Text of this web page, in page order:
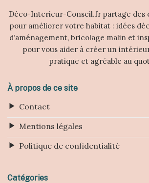
Déco-Interieur-Conseil.fr partage des
pour améliorer votre habitat : idées
d’aménagement, bricolage malin et
pour vous aider à créer un
pratique et agréable au
À propos de ce site
Contact
Mentions légales
Politique de confidentialité
Catégories